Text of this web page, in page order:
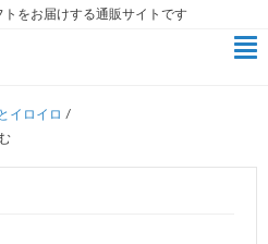
をお届けする通販サイトです
イロイロ /